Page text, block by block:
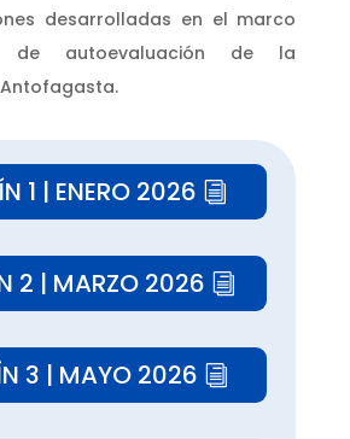
desarrolladas en el marco
de autoevaluación de la
1 | ENERO 2026
2 | MARZO 2026
3 | MAYO 2026